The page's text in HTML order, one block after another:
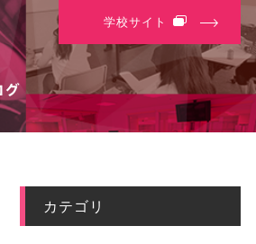
学校サイト
カテゴリ